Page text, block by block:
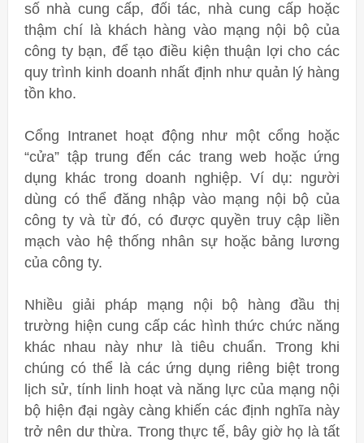
số nhà cung cấp, đối tác, nhà cung cấp hoặc
thậm chí là khách hàng vào mạng nội bộ của
công ty bạn, để tạo điều kiện thuận lợi cho các
quy trình kinh doanh nhất định như quản lý hàng
tồn kho.
Cổng Intranet hoạt động như một cổng hoặc
“cửa” tập trung đến các trang web hoặc ứng
dụng khác trong doanh nghiệp. Ví dụ: người
dùng có thể đăng nhập vào mạng nội bộ của
công ty và từ đó, có được quyền truy cập liền
mạch vào hệ thống nhân sự hoặc bảng lương
của công ty.
Nhiều giải pháp mạng nội bộ hàng đầu thị
trường hiện cung cấp các hình thức chức năng
khác nhau này như là tiêu chuẩn. Trong khi
chúng có thể là các ứng dụng riêng biệt trong
lịch sử, tính linh hoạt và năng lực của mạng nội
bộ hiện đại ngày càng khiến các định nghĩa này
trở nên dư thừa. Trong thực tế, bây giờ họ là tất